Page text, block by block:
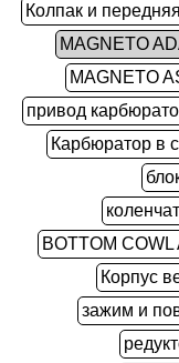
Колпак и
MAGNETO
MAGNETO
привод
Карбюратор в
BOTTOM
Корпус
зажим и